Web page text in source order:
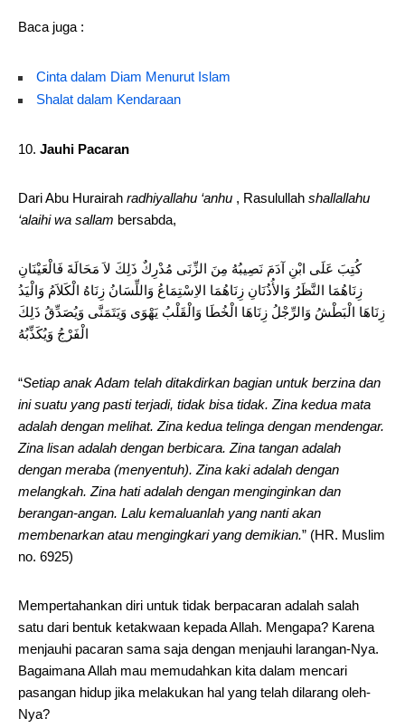
Baca juga :
Cinta dalam Diam Menurut Islam
Shalat dalam Kendaraan
Jauhi Pacaran
Dari Abu Hurairah radhiyallahu ‘anhu , Rasulullah shallallahu
‘alaihi wa sallam bersabda,
كُتِبَ عَلَى ابْنِ آدَمَ نَصِيبُهُ مِنَ الزِّنَى مُدْرِكٌ ذَلِكَ لاَ مَحَالَةَ فَالْعَيْنَانِ
زِنَاهُمَا النَّظَرُ وَالأُذُنَانِ زِنَاهُمَا الاِسْتِمَاعُ وَاللِّسَانُ زِنَاهُ الْكَلاَمُ وَالْيَدُ
زِنَاهَا الْبَطْشُ وَالرِّجْلُ زِنَاهَا الْخُطَا وَالْقَلْبُ يَهْوَى وَيَتَمَنَّى وَيُصَدِّقُ ذَلِكَ
الْفَرْجُ وَيُكَذِّبُهُ
“Setiap anak Adam telah ditakdirkan bagian untuk berzina dan
ini suatu yang pasti terjadi, tidak bisa tidak. Zina kedua mata
adalah dengan melihat. Zina kedua telinga dengan mendengar.
Zina lisan adalah dengan berbicara. Zina tangan adalah
dengan meraba (menyentuh). Zina kaki adalah dengan
melangkah. Zina hati adalah dengan menginginkan dan
berangan-angan. Lalu kemaluanlah yang nanti akan
membenarkan atau mengingkari yang demikian.” (HR. Muslim
no. 6925)
Mempertahankan diri untuk tidak berpacaran adalah salah
satu dari bentuk ketakwaan kepada Allah. Mengapa? Karena
menjauhi pacaran sama saja dengan menjauhi larangan-Nya.
Bagaimana Allah mau memudahkan kita dalam mencari
pasangan hidup jika melakukan hal yang telah dilarang oleh-
Nya?